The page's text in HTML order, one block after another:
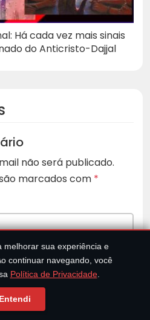
Há cada vez mais sinais
do Anticristo-Dajjal
não será publicado.
marcados com *
melhorar sua experiência e
continuar navegando, você
Política de Privacidade.
Entendi